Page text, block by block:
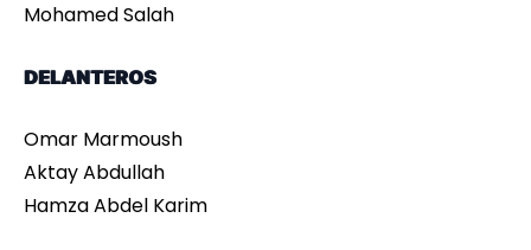
Mohamed Salah
DELANTEROS
Omar Marmoush
Aktay Abdullah
Hamza Abdel Karim